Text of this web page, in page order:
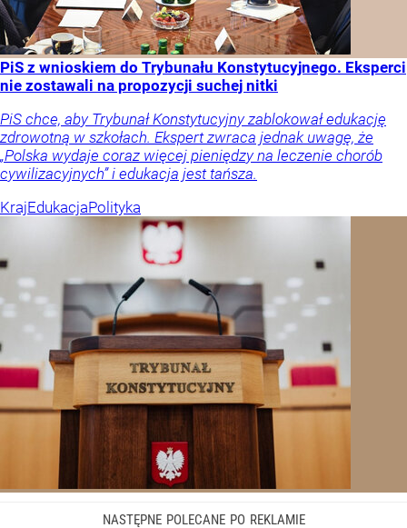
PiS z wnioskiem do Trybunału Konstytucyjnego. Eksperci
nie zostawali na propozycji suchej nitki
PiS chce, aby Trybunał Konstytucyjny zablokował edukację
zdrowotną w szkołach. Ekspert zwraca jednak uwagę, że
„Polska wydaje coraz więcej pieniędzy na leczenie chorób
cywilizacyjnych” i edukacja jest tańsza.
KrajEdukacjaPolityka